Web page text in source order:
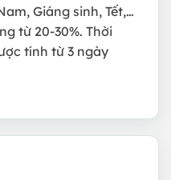
Giáng sinh, Tết,…
từ 20-30%. Thời
tính từ 3 ngày